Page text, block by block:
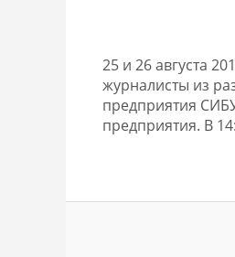
25 и 26 августа
журналисты из
предприятия
предприятия. В